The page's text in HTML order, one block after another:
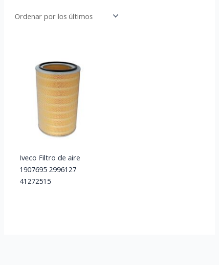
Iveco Filtro de aire
1907695 2996127
41272515